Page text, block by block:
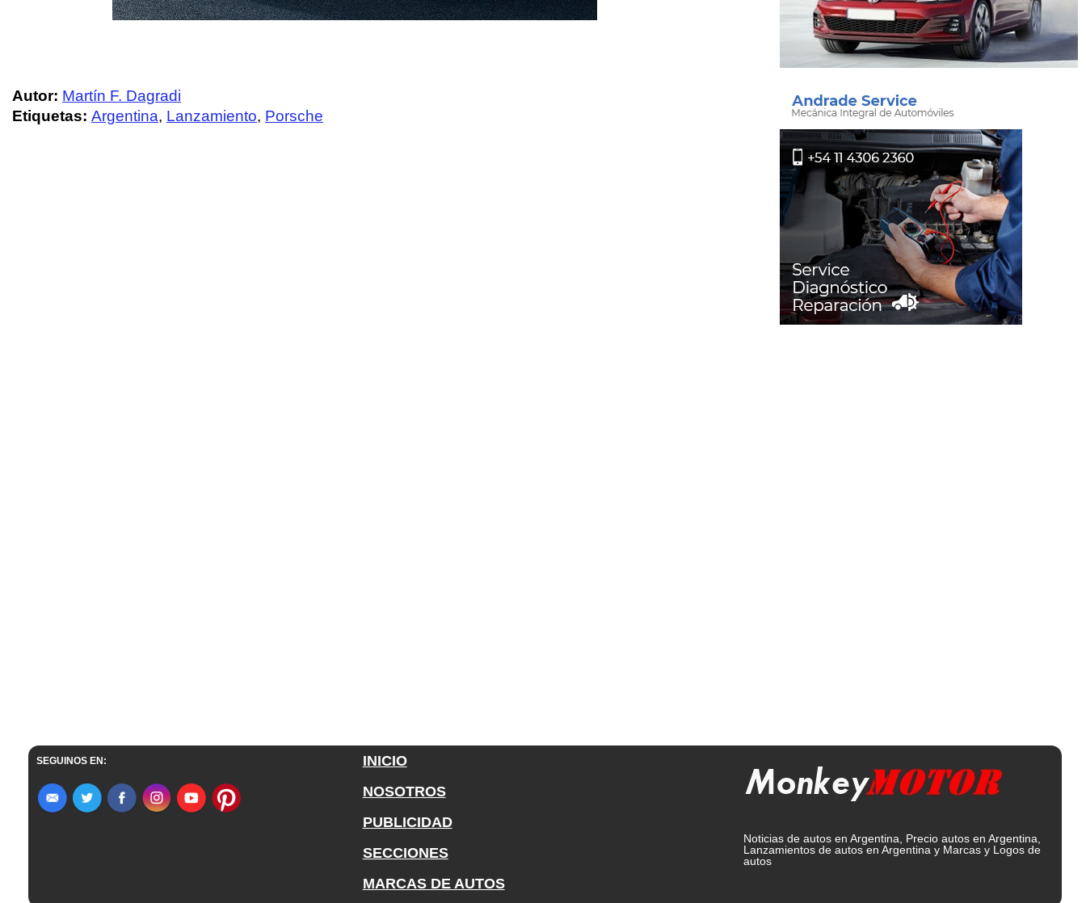
Autor: Martín F. Dagradi
Etiquetas: Argentina, Lanzamiento, Porsche
SEGUINOS EN:
INICIO
NOSOTROS
PUBLICIDAD
SECCIONES
MARCAS DE AUTOS
Noticias de autos en Argentina, Precio autos en Argentina,
Lanzamientos de autos en Argentina y Marcas y Logos de
autos